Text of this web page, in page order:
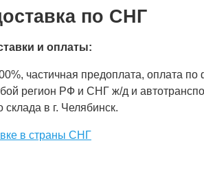
по СНГ
и оплаты:
частичная предоплата, оплата
регион РФ и СНГ ж/д и
в г. Челябинск.
в страны СНГ